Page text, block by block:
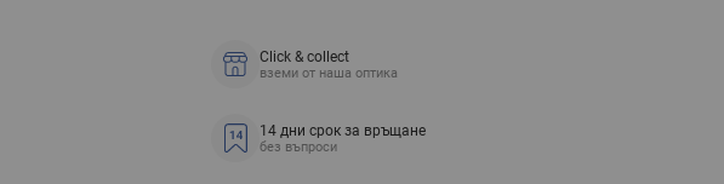
Click & collect
вземи от наша оптика
14 дни срок за връщане
без въпроси